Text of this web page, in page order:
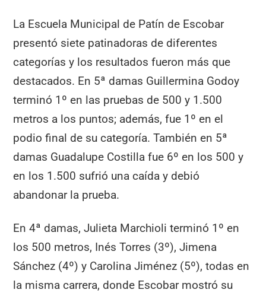
La Escuela Municipal de Patín de Escobar
presentó siete patinadoras de diferentes
categorías y los resultados fueron más que
destacados. En 5ª damas Guillermina Godoy
terminó 1º en las pruebas de 500 y 1.500
metros a los puntos; además, fue 1º en el
podio final de su categoría. También en 5ª
damas Guadalupe Costilla fue 6º en los 500 y
en los 1.500 sufrió una caída y debió
abandonar la prueba.
En 4ª damas, Julieta Marchioli terminó 1º en
los 500 metros, Inés Torres (3º), Jimena
Sánchez (4º) y Carolina Jiménez (5º), todas en
la misma carrera, donde Escobar mostró su